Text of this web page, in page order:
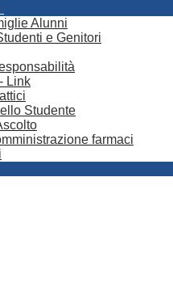
Alunni
e Genitori
Link
Studente
farmaci